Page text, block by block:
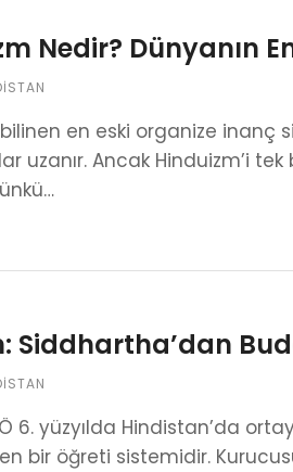
Nedir? Dünyanın
en eski organize inanç
uzanır. Ancak Hinduizm’i
Siddhartha’dan
6. yüzyılda Hindistan’da
bir öğreti sistemidir.